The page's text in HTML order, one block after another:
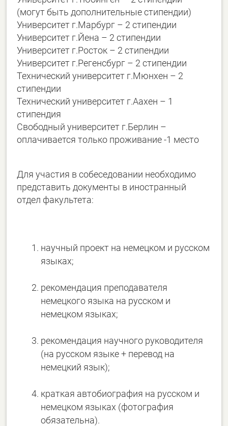
(могут быть дополнительные стипендии)
Университет г.Марбург – 2 стипендии
Университет г.Йена – 2 стипендии
Университет г.Росток – 2 стипендии
Университет г.Регенсбург – 2 стипендии
Технический университет г.Мюнхен – 2
стипендии
Технический университет г.Аахен – 1
стипендия
Свободный университет г.Берлин –
оплачивается только проживание -1 место
Для участия в собеседовании необходимо
представить документы в иностранный
отдел факультета:
научный проект на немецком и русском
языках;
рекомендация преподавателя
немецкого языка на русском и
немецком языках;
рекомендация научного руководителя
(на русском языке + перевод на
немецкий язык);
краткая автобиография на русском и
немецком языках (фотография
обязательна).